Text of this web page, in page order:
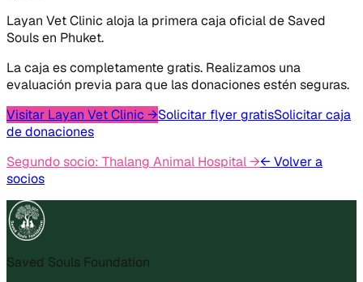
Layan Vet Clinic aloja la primera caja oficial de Saved
Souls en Phuket.
La caja es completamente gratis. Realizamos una
evaluación previa para que las donaciones estén seguras.
Visitar Layan Vet Clinic →Solicitar flyer gratisSolicitar caja
de donaciones
Segundo socio: Thalang Animal Hospital→← Volver a
socios
Saved Souls Foundation